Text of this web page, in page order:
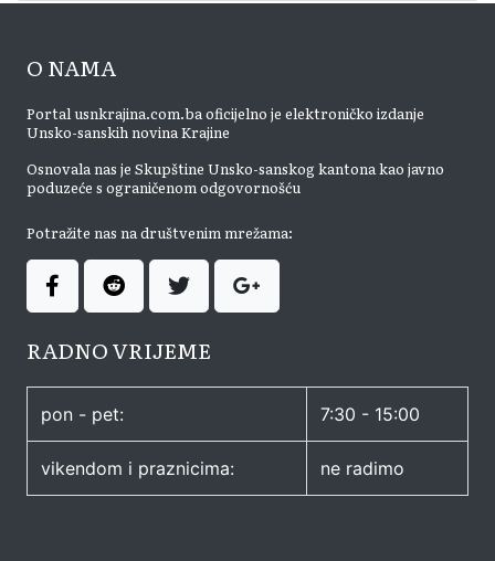
O NAMA
Portal usnkrajina.com.ba oficijelno je elektroničko izdanje
Unsko-sanskih novina Krajine
Osnovala nas je Skupštine Unsko-sanskog kantona kao javno
poduzeće s ograničenom odgovornošću
Potražite nas na društvenim mrežama:
RADNO VRIJEME
pon - pet: 7:30 - 15:00
vikendom i praznicima: ne radimo